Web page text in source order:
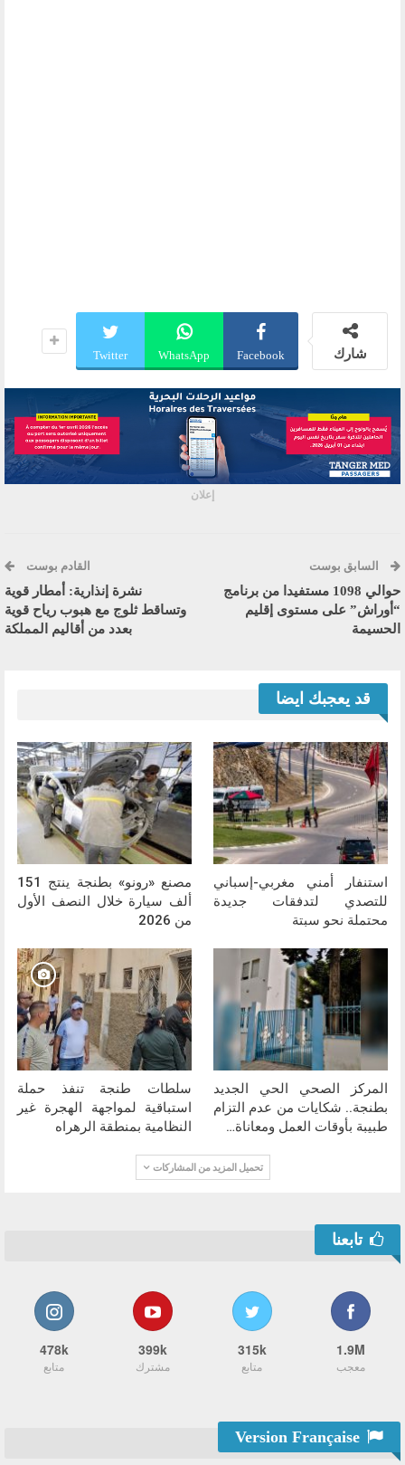
شارك Facebook
WhatsApp
Twitter
إعلان
السابق بوست
حوالي 1098 مستفيدا من برنامج
“أوراش” على مستوى إقليم
الحسيمة
القادم بوست
نشرة إنذارية: أمطار قوية
وتساقط ثلوج مع هبوب رياح قوية
بعدد من أقاليم المملكة
قد يعجبك ايضا
استنفار أمني مغربي-إسباني
للتصدي لتدفقات جديدة
محتملة نحو سبتة
مصنع «رونو» بطنجة ينتج 151
ألف سيارة خلال النصف الأول
من 2026
المركز الصحي الحي الجديد
بطنجة.. شكايات من عدم التزام
طبيبة بأوقات العمل ومعاناة…
سلطات طنجة تنفذ حملة
استباقية لمواجهة الهجرة غير
النظامية بمنطقة الرهراه
تحميل المزيد من المشاركات
تابعنا
1.9M
معجب
315k
متابع
399k
مشترك
478k
متابع